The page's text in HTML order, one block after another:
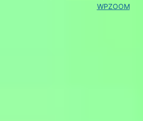
WPZOOM